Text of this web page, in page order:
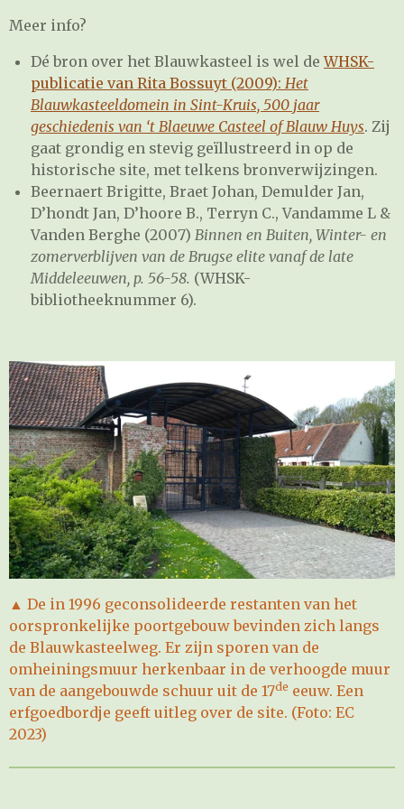
Meer info?
Dé bron over het Blauwkasteel is wel deWHSK-
publicatie van Rita Bossuyt (2009): Het
Blauwkasteeldomein in Sint-Kruis, 500 jaar
geschiedenis van ‘t Blaeuwe Casteel of Blauw Huys. Zij
gaat grondig en stevig geïllustreerd in op de
historische site, met telkens bronverwijzingen.
Beernaert Brigitte, Braet Johan, Demulder Jan,
D’hondt Jan, D’hoore B., Terryn C., Vandamme L &
Vanden Berghe (2007) Binnen en Buiten, Winter- en
zomerverblijven van de Brugse elite vanaf de late
Middeleeuwen, p. 56-58. (WHSK-
bibliotheeknummer 6).
▲ De in 1996 geconsolideerde restanten van het
oorspronkelijke poortgebouw bevinden zich langs
de Blauwkasteelweg. Er zijn sporen van de
omheiningsmuur herkenbaar in de verhoogde muur
van de aangebouwde schuur uit de 17de eeuw. Een
erfgoedbordje geeft uitleg over de site. (Foto: EC
2023)